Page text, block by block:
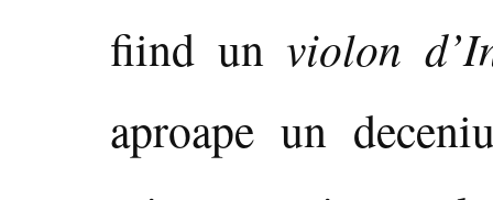
fiind un violon
aproape un